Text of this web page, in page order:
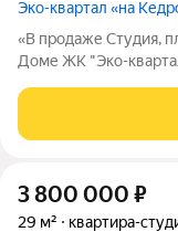
Эко-квартал «на
«В продаже Студия,
Доме ЖК "Эко-
лесным массивом,
масштабный проект
3 800 000 ₽
29 м² квартира-